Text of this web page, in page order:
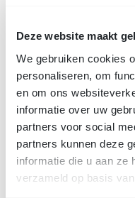
Deze website maakt
We gebruiken cookies
personaliseren, om
en om ons
informatie over uw
partners voor social
partners kunnen deze
informatie die u aan ze
verzameld op basis